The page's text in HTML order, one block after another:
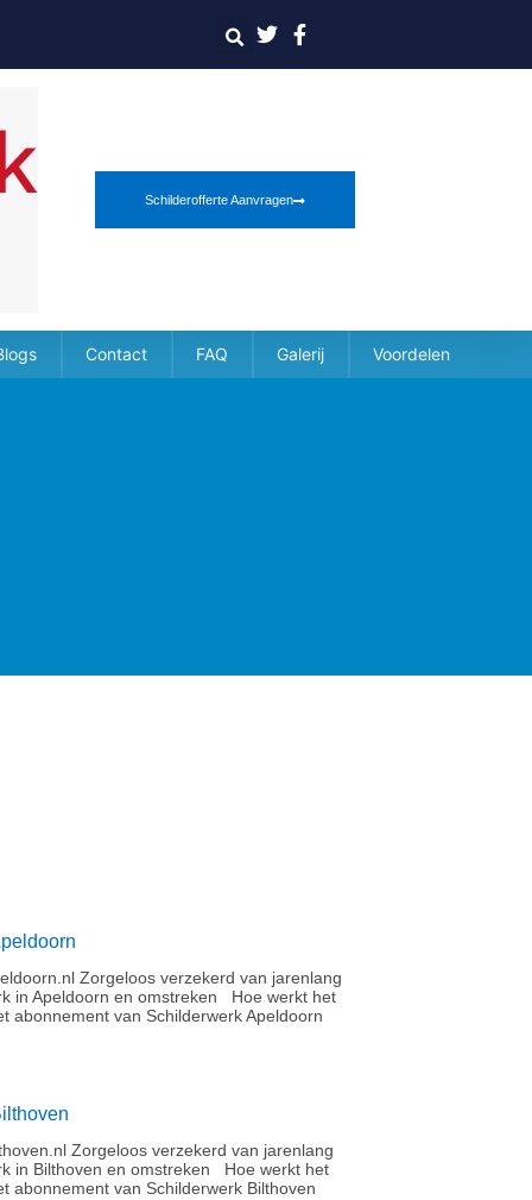
Schilderofferte Aanvragen
Contact FAQ Galerij Voordelen
Zorgeloos verzekerd van jarenlang
in Apeldoorn en omstreken Hoe werkt het
abonnement van Schilderwerk Apeldoorn
Zorgeloos verzekerd van jarenlang
in Bilthoven en omstreken Hoe werkt het
abonnement van Schilderwerk Bilthoven